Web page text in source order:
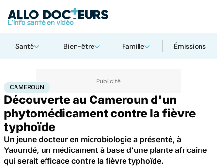
Santé Bien-être Famille Émissions
AccueilSanté Médicaments Cameroun
CAMEROUN
Découverte au Cameroun d'un
phytomédicament contre la fièvre
typhoïde
Un jeune docteur en microbiologie a présenté, à
Yaoundé, un médicament à base d'une plante africaine
qui serait efficace contre la fièvre typhoïde.